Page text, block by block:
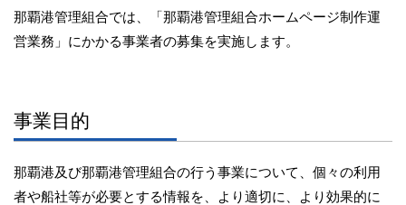
那覇港管理組合では、「那覇港管理組合ホームページ制作運
営業務」にかかる事業者の募集を実施します。
事業目的
那覇港及び那覇港管理組合の行う事業について、個々の利用
者や船社等が必要とする情報を、より適切に、より効果的に